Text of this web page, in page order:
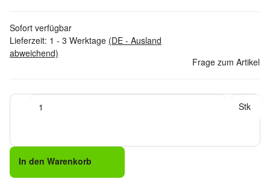
Sofort verfügbar
Lieferzeit: 1 - 3 Werktage (DE - Ausland
abweichend)
Frage zum Artikel
Stk
In den Warenkorb